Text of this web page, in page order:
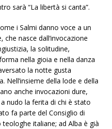
sarà “La libertà si canta”.
i Salmi danno voce a un
nasce dall’invocazione
la solitudine,
nella gioia e nella danza
la notte gusta
Nell’insieme della lode e della
anche invocazioni dure,
nudo la ferita di chi è stato
fa parte del Consiglio di
italiane; ad Alba è già